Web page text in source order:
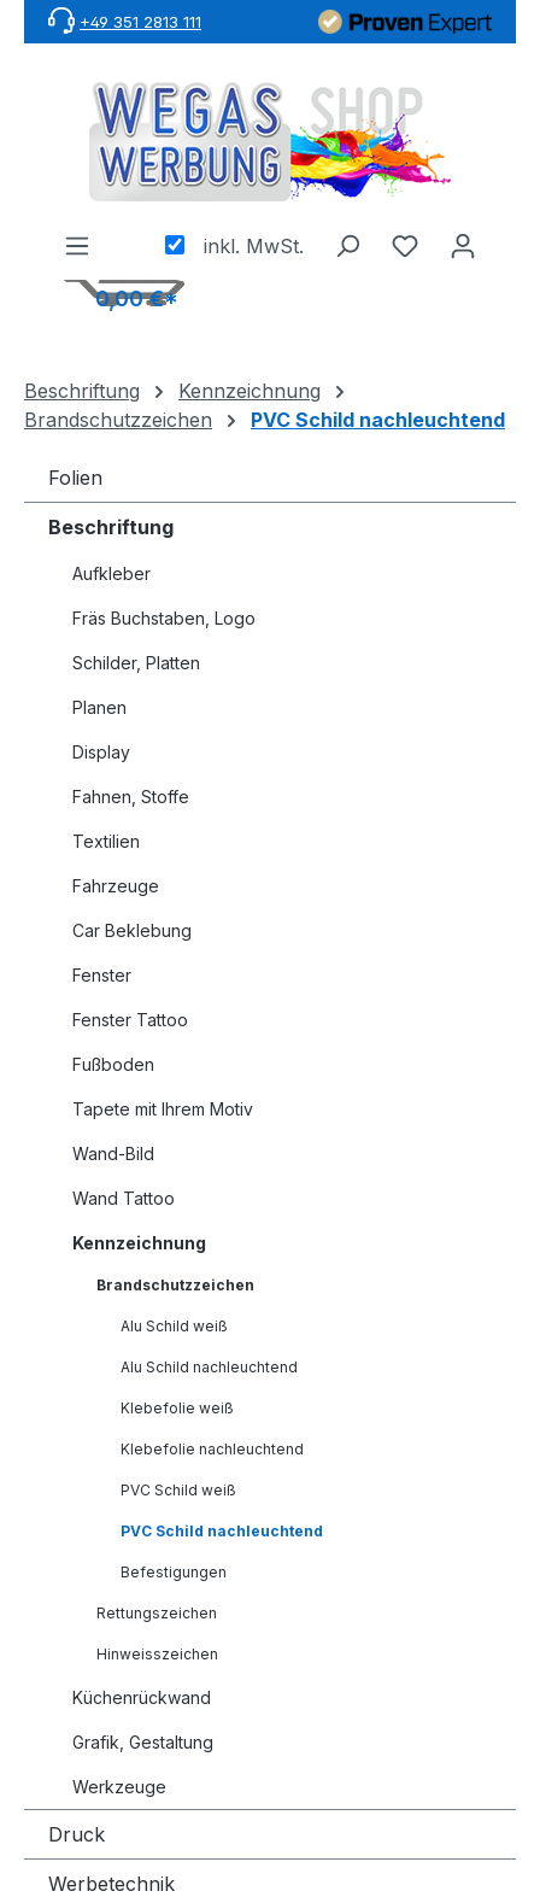
Zum Hauptinhalt springen
+49 351 2813 111
inkl. MwSt.
0,00 €*
Beschriftung
Kennzeichnung
Brandschutzzeichen
PVC Schild nachleuchtend
Folien
Beschriftung
Aufkleber
Fräs Buchstaben, Logo
Schilder, Platten
Planen
Display
Fahnen, Stoffe
Textilien
Fahrzeuge
Car Beklebung
Fenster
Fenster Tattoo
Fußboden
Tapete mit Ihrem Motiv
Wand-Bild
Wand Tattoo
Kennzeichnung
Brandschutzzeichen
Alu Schild weiß
Alu Schild nachleuchtend
Klebefolie weiß
Klebefolie nachleuchtend
PVC Schild weiß
PVC Schild nachleuchtend
Befestigungen
Rettungszeichen
Hinweisszeichen
Küchenrückwand
Grafik, Gestaltung
Werkzeuge
Druck
Werbetechnik